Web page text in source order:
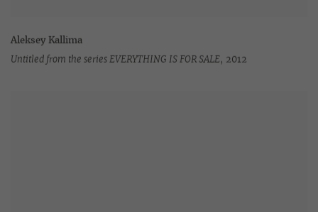
Aleksey Kallima
Untitled from the series EVERYTHING IS FOR SALE, 2012